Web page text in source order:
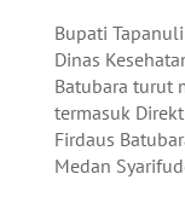
Bupati
Dinas
Batubara turut
termasuk
Firdaus
Medan